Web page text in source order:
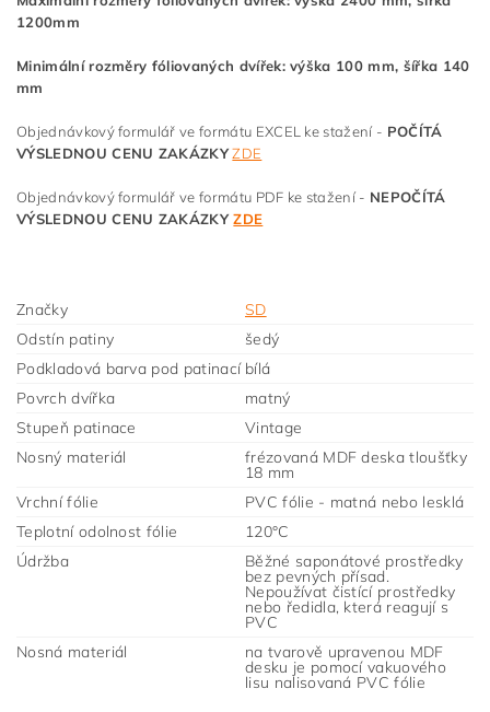
1200mm
Minimální rozměry fóliovaných dvířek: výška 100 mm, šířka 140
mm
Objednávkový formulář ve formátu EXCEL ke stažení - POČÍTÁ
VÝSLEDNOU CENU ZAKÁZKY ZDE
Objednávkový formulář ve formátu PDF ke stažení - NEPOČÍTÁ
VÝSLEDNOU CENU ZAKÁZKYZDE
Značky
SD
Odstín patiny
šedý
Podkladová barva pod patinací bílá
Povrch dvířka
matný
Stupeň patinace
Vintage
Nosný materiál
frézovaná MDF deska tloušťky
18 mm
Vrchní fólie
PVC fólie - matná nebo lesklá
Teplotní odolnost fólie
120°C
Údržba
Běžné saponátové prostředky
bez pevných přísad.
Nepoužívat čistící prostředky
nebo ředidla, která reagují s
PVC
Nosná materiál
na tvarově upravenou MDF
desku je pomocí vakuového
lisu nalisovaná PVC fólie